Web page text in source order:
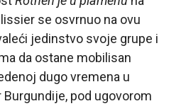
se osvrnuo na ovu
jedinstvo svoje grupe i
da ostane mobilisan
dugo vremena u
pod ugovorom